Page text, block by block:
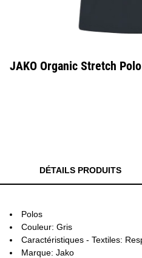
JAKO Organic Stretch
DÉTAILS PRODUITS
Polos
Couleur: Gris
Caractéristiques - Textiles:
Marque: Jako